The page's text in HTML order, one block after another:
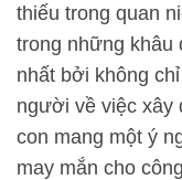
thiếu trong quan
trong những khâu
nhất bởi không
người về việc xây
con mang một ý
may mắn cho